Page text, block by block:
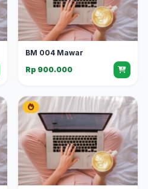
BM 004 Mawar
Rp 900.000